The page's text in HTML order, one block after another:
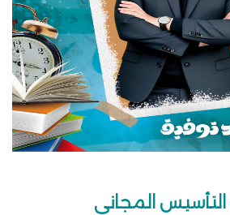
المجاني